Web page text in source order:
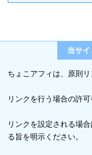
当サ
ちょこアフィは、原則リ
リンクを行う場合の許
リンクを設定される場
る旨を明示ください。